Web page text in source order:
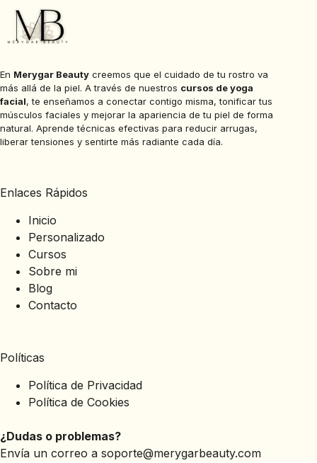
En Merygar Beauty creemos que el cuidado de tu rostro va
más allá de la piel. A través de nuestros cursos de yoga
facial, te enseñamos a conectar contigo misma, tonificar tus
músculos faciales y mejorar la apariencia de tu piel de forma
natural. Aprende técnicas efectivas para reducir arrugas,
liberar tensiones y sentirte más radiante cada día.
Enlaces Rápidos
Inicio
Personalizado
Cursos
Sobre mi
Blog
Contacto
Políticas
Política de Privacidad
Política de Cookies
¿Dudas o problemas?
Envía un correo a soporte@merygarbeauty.com